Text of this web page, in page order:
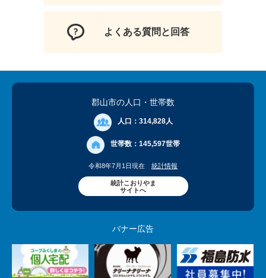
よくある質問と回答
郡山市の人口 ・世帯数
人口： 314,828人
世帯数： 145,597世帯
令和8年7月1日現在 統計情報
統計こおりやま
サイトへ
バナー広告